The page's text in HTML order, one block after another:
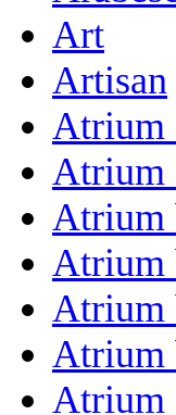
Art
Artisan
Atrium
Atrium
Atrium
Atrium
Atrium
Atrium
Atrium